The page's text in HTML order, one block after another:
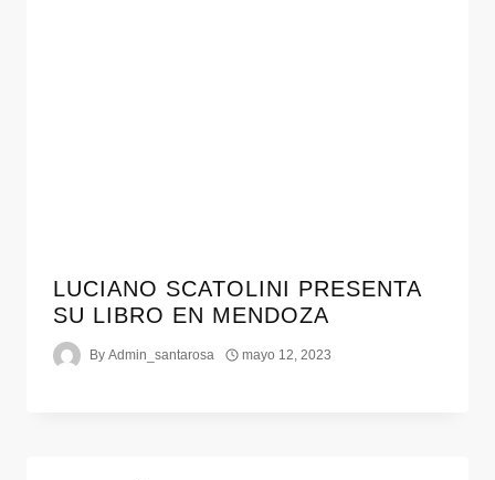
LUCIANO SCATOLINI PRESENTA
SU LIBRO EN MENDOZA
By Admin_santarosa mayo 12, 2023